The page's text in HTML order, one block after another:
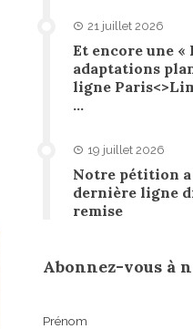
21 juillet 2026
Et encore une
adaptations
ligne
…
19 juillet 2026
Notre pétition a
dernière ligne
remise
Abonnez-vous à
Prénom